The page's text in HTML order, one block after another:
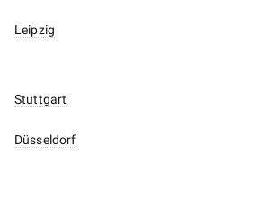
Leipzig
Stuttgart
Düsseldorf